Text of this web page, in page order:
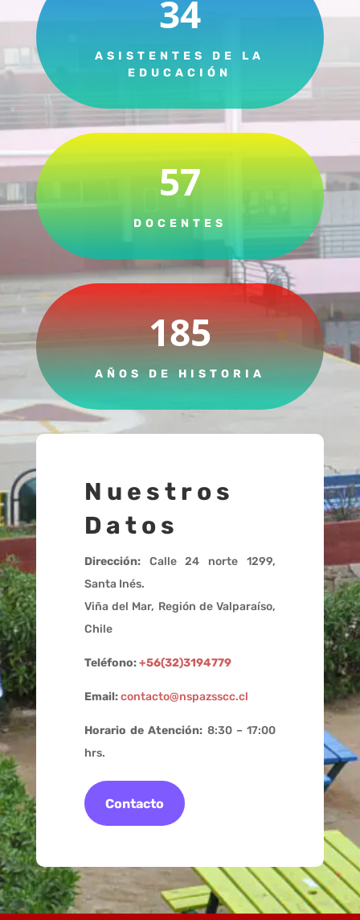
34
ASISTENTES DE LA
EDUCACIÓN
57
DOCENTES
185
AÑOS DE HISTORIA
Nuestros
Datos
Dirección:Calle 24 norte 1299,
Santa Inés.
Viña del Mar, Región de Valparaíso,
Chile
Teléfono:+56(32)3194779
Email:contacto@nspazsscc.cl
Horario de Atención: 8:30 – 17:00
hrs.
Contacto